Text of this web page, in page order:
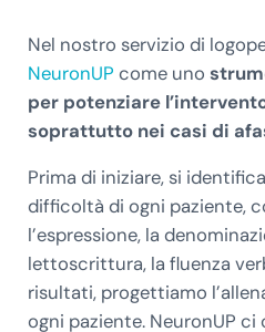
Nel nostro servizio di
NeuronUP come uno
per potenziare
soprattutto nei casi di
Prima di iniziare, si
difficoltà di ogni paziente,
l’espressione, la
lettoscrittura, la fluenza
risultati, progettiamo
ogni paziente. NeuronUP